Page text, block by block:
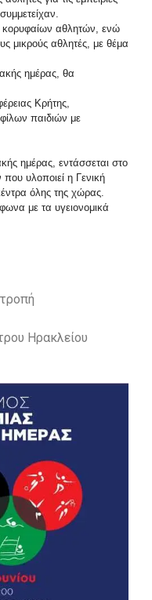
κορυφαίων αθλητών, ενώ
μικρούς αθλητές, με θέμα
ημέρας, θα
Κρήτης,
παιδιών με
ημέρας, εντάσσεται στο
υλοποιεί η Γενική
όλης της χώρας.
με τα υγειονομικά
Ηρακλείου